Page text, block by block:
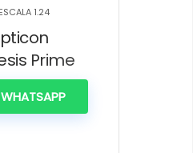
1.24
Prime
WHATSAPP